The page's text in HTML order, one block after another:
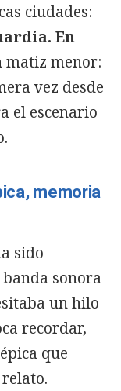
ciudades:
En
matiz menor:
vez desde
el escenario
memoria
sido
sonora
un hilo
recordar,
que